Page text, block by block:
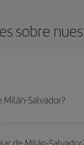
sobre
Salvador?